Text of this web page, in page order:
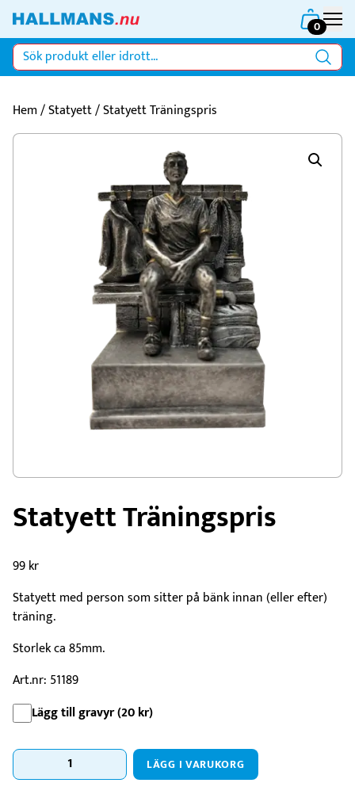
0
Hem/Statyett/ Statyett Träningspris
Statyett Träningspris
99kr
Statyett med person som sitter på bänk innan (eller efter)
träning.
Storlek ca 85mm.
Art.nr: 51189
Lägg till gravyr (20kr)
Statyett
Träningspris
LÄGG I VARUKORG